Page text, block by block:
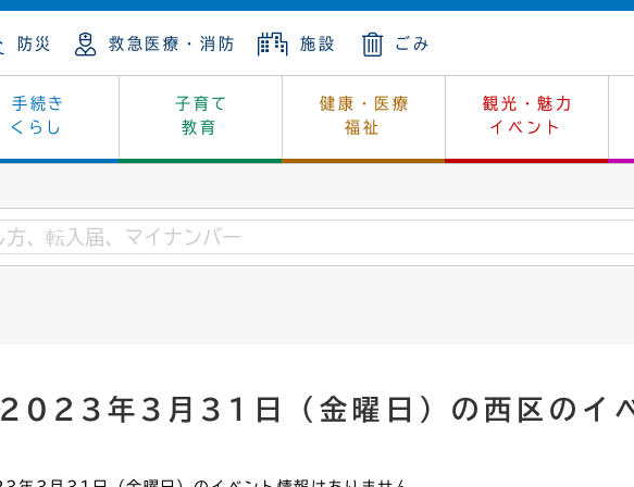
防災 救急医療・消防 施設 ごみ
手続き
くらし
子育て
教育
健康・医療
福祉
観光・魅力
イベント
保険・年金 上下水道
墓地・斎場 消費生活
戸籍謄本・抄本 住所変更
教育 生涯学習
学級閉鎖 幼稚園一覧
福祉 休日当番医
保健所
文化財 レジャー・スポーツ
はじめよう、ハマライフ
カーボンニュートラル 土地
福祉・介護 環境対策
庁舎案内 市長の部屋
統計 選挙
情報公開・個人情報 監査
2023年3月31日（金曜日）の西区のイ